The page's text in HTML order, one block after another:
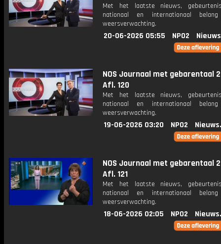
Met het laatste nieuws,
nationaal en internationaal
weersverwachting.
20-06-2026 05:55 NPO2
NOS Journaal met gebarentaal
Afl. 120
Met het laatste nieuws,
nationaal en internationaal
weersverwachting.
19-06-2026 03:20 NPO2
NOS Journaal met gebarentaal
Afl. 121
Met het laatste nieuws,
nationaal en internationaal
weersverwachting.
18-06-2026 02:05 NPO2